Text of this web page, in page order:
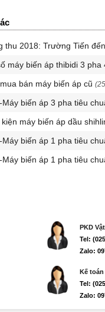
thu 2018: Trường Tiến
máy biến áp thibidi 3 pha
bán máy biến áp cũ
Máy biến áp 3 pha tiêu
máy biến áp dầu
Máy biến áp 1 pha tiêu
Máy biến áp 1 pha tiêu
PKD
Tel:
Zalo:
Kế
Tel:
Zalo: